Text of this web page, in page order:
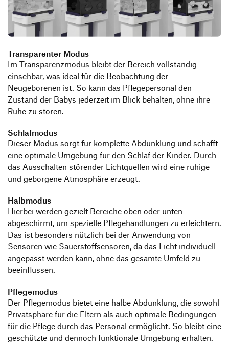
Transparenter Modus
Im Transparenzmodus bleibt der Bereich vollständig
einsehbar, was ideal für die Beobachtung der
Neugeborenen ist. So kann das Pflegepersonal den
Zustand der Babys jederzeit im Blick behalten, ohne ihre
Ruhe zu stören.
Schlafmodus
Dieser Modus sorgt für komplette Abdunklung und schafft
eine optimale Umgebung für den Schlaf der Kinder. Durch
das Ausschalten störender Lichtquellen wird eine ruhige
und geborgene Atmosphäre erzeugt.
Halbmodus
Hierbei werden gezielt Bereiche oben oder unten
abgeschirmt, um spezielle Pflegehandlungen zu erleichtern.
Das ist besonders nützlich bei der Anwendung von
Sensoren wie Sauerstoffsensoren, da das Licht individuell
angepasst werden kann, ohne das gesamte Umfeld zu
beeinflussen.
Pflegemodus
Der Pflegemodus bietet eine halbe Abdunklung, die sowohl
Privatsphäre für die Eltern als auch optimale Bedingungen
für die Pflege durch das Personal ermöglicht. So bleibt eine
geschützte und dennoch funktionale Umgebung erhalten.